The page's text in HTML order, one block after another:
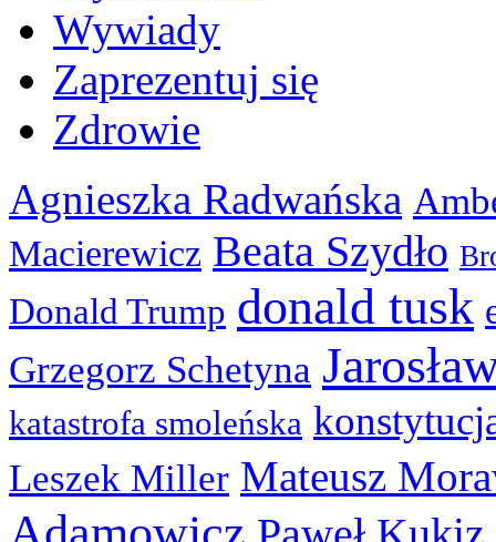
Wywiady
Zaprezentuj się
Zdrowie
Agnieszka Radwańska
Macierewicz Beata Szydło
Donald Trump donald tusk
Grzegorz Schetyna
katastrofa smoleńska
Leszek Miller Mateusz